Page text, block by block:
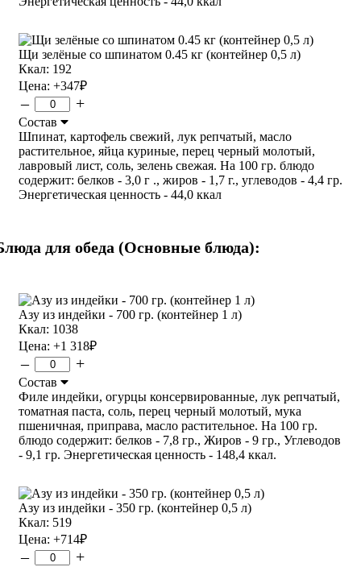
Щи зелёные со шпинатом 0.45 кг (контейнер 0,5 л)
Ккал: 192
Цена: +347₽
– +
Состав
Шпинат, картофель свежий, лук репчатый, масло
растительное, яйца куриные, перец черный молотый,
лавровый лист, соль, зелень свежая. На 100 гр. блюдо
содержит: белков - 3,0 г ., жиров - 1,7 г., углеводов - 4,4 гр.
Энергетическая ценность - 44,0 ккал
для обеда (Основные блюда):
Азу из индейки - 700 гр. (контейнер 1 л)
Ккал: 1038
Цена: +1 318₽
– +
Состав
Филе индейки, огурцы консервированные, лук репчатый,
томатная паста, соль, перец черный молотый, мука
пшеничная, приправа, масло растительное. На 100 гр.
блюдо содержит: белков - 7,8 гр., Жиров - 9 гр., Углеводов
- 9,1 гр. Энергетическая ценность - 148,4 ккал.
Азу из индейки - 350 гр. (контейнер 0,5 л)
Ккал: 519
Цена: +714₽
– +